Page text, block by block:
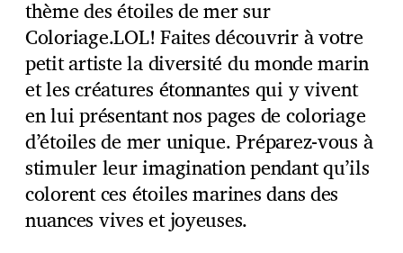
thème des étoiles de mer sur
Coloriage.LOL! Faites découvrir à votre
petit artiste la diversité du monde marin
et les créatures étonnantes qui y vivent
en lui présentant nos pages de coloriage
d’étoiles de mer unique. Préparez-vous à
stimuler leur imagination pendant qu’ils
colorent ces étoiles marines dans des
nuances vives et joyeuses.